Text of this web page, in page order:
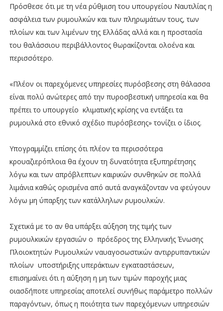
Πρόσθεσε ότι με τη νέα ρύθμιση του υπουργείου Ναυτιλίας η
ασφάλεια των ρυμουλκών και των πληρωμάτων τους, των
πλοίων και των λιμένων της Ελλάδας αλλά και η προστασία
του θαλάσσιου περιβάλλοντος θωρακίζονται ολοένα και
περισσότερο.
«Πλέον οι παρεχόμενες υπηρεσίες πυρόσβεσης στη θάλασσα
είναι πολύ ανώτερες από την πυροσβεστική υπηρεσία και θα
πρέπει το υπουργείο κλιματικής κρίσης να εντάξει τα
ρυμουλκά στο εθνικό σχέδιο πυρόσβεσης» τονίζει ο ίδιος.
Υπογραμμίζει επίσης ότι πλέον τα περισσότερα
κρουαζιερόπλοια θα έχουν τη δυνατότητα εξυπηρέτησης
λόγω και των απρόβλεπτων καιρικών συνθηκών σε πολλά
λιμάνια καθώς ορισμένα από αυτά αναγκάζονταν να φεύγουν
λόγω μη ύπαρξης των κατάλληλων ρυμουλκών.
Σχετικά με το αν θα υπάρξει αύξηση της τιμής των
ρυμουλκικών εργασιών ο πρόεδρος της Ελληνικής Ένωσης
Πλοιοκτητών Ρυμουλκών ναυαγοσωστικών αντιρρυπαντικών
πλοίων υποστήριξης υπεράκτιων εγκαταστάσεων,
επισημαίνει ότι η αύξηση η μη των τιμών παροχής μιας
οιασδήποτε υπηρεσίας αποτελεί συνήθως παράμετρο πολλών
παραγόντων, όπως η ποιότητα των παρεχόμενων υπηρεσιών